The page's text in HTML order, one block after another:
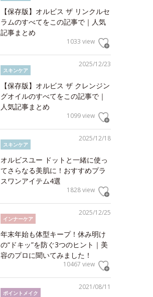
【保存版】オルビス ザ リンクルセ
ラムのすべてをこの記事で｜人気
記事まとめ
1033 view
2025/12/23
スキンケア
【保存版】オルビス ザ クレンジン
グオイルのすべてをこの記事で｜
人気記事まとめ
1099 view
2025/12/18
スキンケア
オルビスユー ドットと一緒に使っ
てさらなる美肌に！おすすめプラ
スワンアイテム4選
1828 view
2025/12/25
インナーケア
年末年始も体型キープ！休み明け
の“ドキッ”を防ぐ3つのヒント｜美
容のプロに聞いてみました！
10467 view
2021/08/11
ポイントメイク